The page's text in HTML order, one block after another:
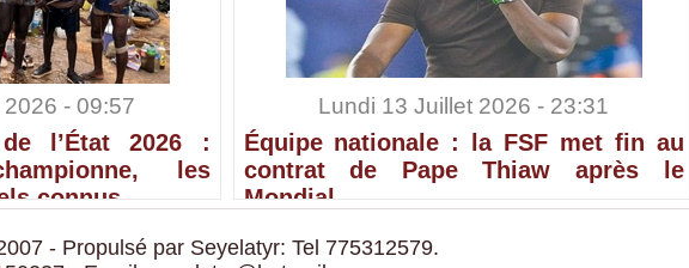
- 09:57
l’État 2026 :
les
connus
Lundi 13 Juillet 2026 - 23:31
Équipe nationale : la FSF met fin au
contrat de Pape Thiaw après le
Mondial
- Propulsé par Seyelatyr: Tel 775312579.